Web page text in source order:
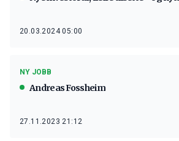
20.03.2024 05:00
NY JOBB
Andreas Fossheim
27.11.2023 21:12